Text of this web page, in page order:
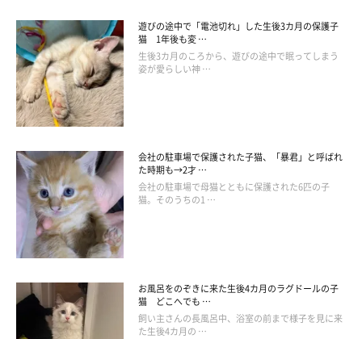
くんたちがコタツを気に入ってしまうのではないかとちょっぴり
危機感もあるようで…
「暖かくなるはずなのに震えています(T ^
T)」とも思いを綴っているのでした（笑）
猫飼いさんなら、飼い主さんのこの気持ちに共感できる人もいる
冬が一番好きな季節な理由
— ねこまるすいさん (@nekomarusuisan7)October 23,
2020
遊びの途中で「電池切れ」した生後3カ月の保護子
猫 1年後も変 …
生後3カ月のころから、遊びの途中で眠ってしまう
姿が愛らしい神 …
会社の駐車場で保護された子猫、「暴君」と呼ばれ
た時期も→2才 …
会社の駐車場で母猫とともに保護された6匹の子
猫。そのうちの1 …
お風呂をのぞきに来た生後4カ月のラグドールの子
猫 どこへでも …
飼い主さんの長風呂中、浴室の前まで様子を見に来
た生後4カ月の …